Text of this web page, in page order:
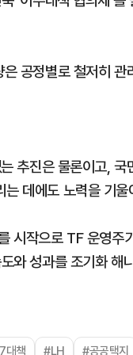
공정별로 철저히
추진은 물론이고,
데에도 노력을 기
시작으로 TF 운영
와 성과를 조기화 해
대책 #LH #공공택지